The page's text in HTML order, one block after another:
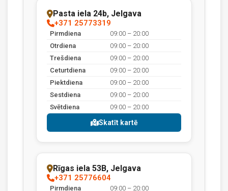
Pasta iela 24b, Jelgava
+371 25773319
Pirmdiena
09:00 – 20:00
Otrdiena
09:00 – 20:00
Trešdiena
09:00 – 20:00
Ceturtdiena
09:00 – 20:00
Piektdiena
09:00 – 20:00
Sestdiena
09:00 – 20:00
Svētdiena
09:00 – 20:00
Skatīt kartē
Rīgas iela 53B, Jelgava
+371 25776604
Pirmdiena
09:00 – 20:00